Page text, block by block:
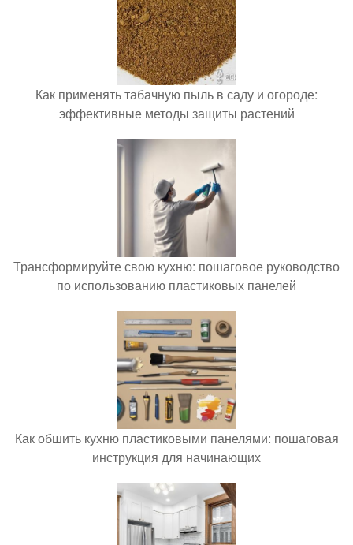
Как применять табачную пыль в саду и огороде:
эффективные методы защиты растений
Трансформируйте свою кухню: пошаговое руководство
по использованию пластиковых панелей
Как обшить кухню пластиковыми панелями: пошаговая
инструкция для начинающих